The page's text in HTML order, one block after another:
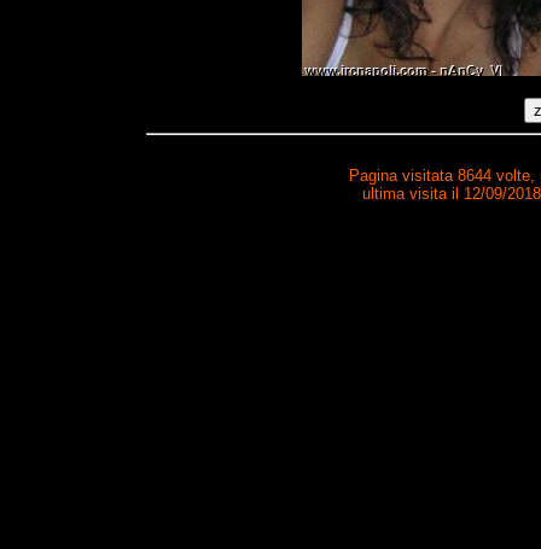
Pagina visitata 8644
ultima visita il 12/09/